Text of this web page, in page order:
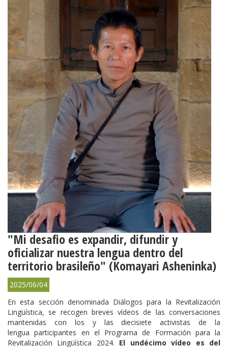
"Mi desafio es expandir, difundir y
oficializar nuestra lengua dentro del
territorio brasileño" (Komayari Asheninka)
2025/06/04
En esta sección denominada Diálogos para la Revitalización
Lingüística, se recogen breves vídeos de las conversaciones
mantenidas con los y las diecisiete activistas de la
lengua participantes en el Programa de Formación para la
Revitalización Lingüística 2024. El undécimo vídeo es del